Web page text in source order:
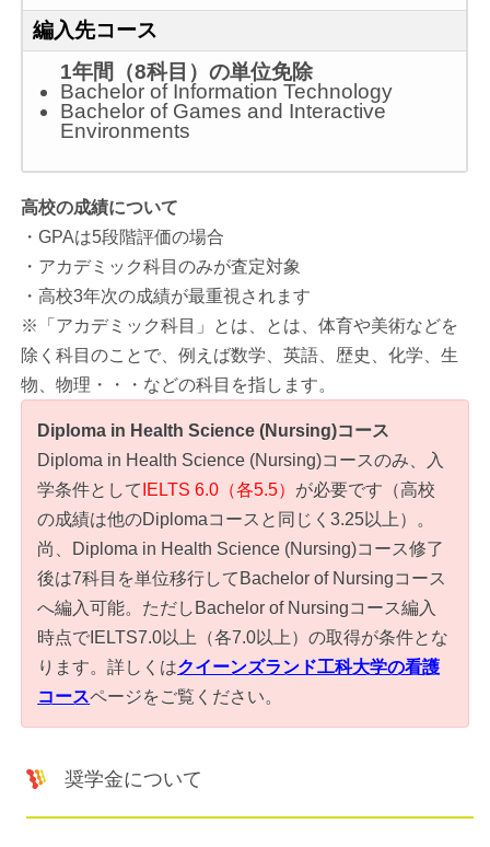
編入先コース
1年間（8科目）の単位免除
Bachelor of Information Technology
Bachelor of Games and Interactive
Environments
高校の成績について
・GPAは5段階評価の場合
・アカデミック科目のみが査定対象
・高校3年次の成績が最重視されます
※「アカデミック科目」とは、とは、体育や美術などを
除く科目のことで、例えば数学、英語、歴史、化学、生
物、物理・・・などの科目を指します。
Diploma in Health Science (Nursing)コース
Diploma in Health Science (Nursing)コースのみ、入
学条件として IELTS 6.0（各5.5） が必要です（高校
の成績は他のDiplomaコースと同じく3.25以上）。
尚、Diploma in Health Science (Nursing)コース修了
後は7科目を単位移行してBachelor of Nursingコース
へ編入可能。ただしBachelor of Nursingコース編入
時点でIELTS7.0以上（各7.0以上）の取得が条件とな
ります。詳しくはクイーンズランド工科大学の看護
コースページをご覧ください。
奨学金について